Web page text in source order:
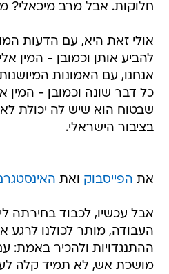
חלוקות. אבל מרב מיכאלי?
אולי זאת היא, עם הדעות
להביע אותן וכמובן - המין
אנחנו, עם האמונות
כל דבר שונה וכמובן - המין
שבטוח הוא שיש לה יכולת לא
בציבור הישראלי.
את הפייסבוק ואת
אבל עכשיו, לכבוד בחירתה
העבודה, מותר לכולנו לרגע
ההתנגדויות ולהכיר באמת:
מושכת אש, לא תמיד קלה